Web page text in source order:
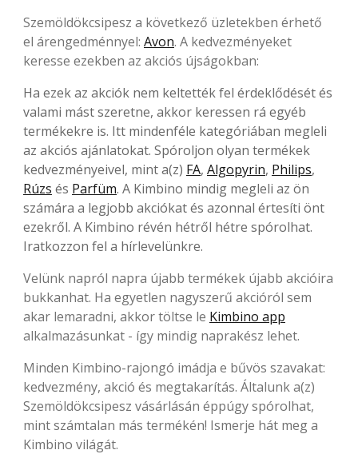
Szemöldökcsipesz a következő üzletekben érhető
el árengedménnyel: Avon. A kedvezményeket
keresse ezekben az akciós újságokban:
Ha ezek az akciók nem keltették fel érdeklődését és
valami mást szeretne, akkor keressen rá egyéb
termékekre is. Itt mindenféle kategóriában megleli
az akciós ajánlatokat. Spóroljon olyan termékek
kedvezményeivel, mint a(z) FA, Algopyrin, Philips,
Rúzs és Parfüm. A Kimbino mindig megleli az ön
számára a legjobb akciókat és azonnal értesíti önt
ezekről. A Kimbino révén hétről hétre spórolhat.
Iratkozzon fel a hírlevelünkre.
Velünk napról napra újabb termékek újabb akcióira
bukkanhat. Ha egyetlen nagyszerű akcióról sem
akar lemaradni, akkor töltse le Kimbino app
alkalmazásunkat - így mindig naprakész lehet.
Minden Kimbino-rajongó imádja e bűvös szavakat:
kedvezmény, akció és megtakarítás. Általunk a(z)
Szemöldökcsipesz vásárlásán éppúgy spórolhat,
mint számtalan más termékén! Ismerje hát meg a
Kimbino világát.